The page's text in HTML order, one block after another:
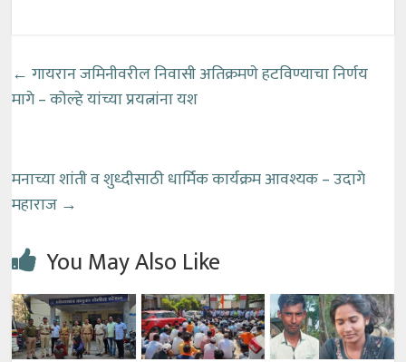
← गायरान जमिनीवरील निवासी अतिक्रमणे हटविण्याचा निर्णय
मागे – कोल्हे यांच्या प्रयत्नांना यश
मनाच्या शांती व शुध्दीसाठी धार्मिक कार्यक्रम आवश्यक – उदागे
महाराज →
You May Also Like